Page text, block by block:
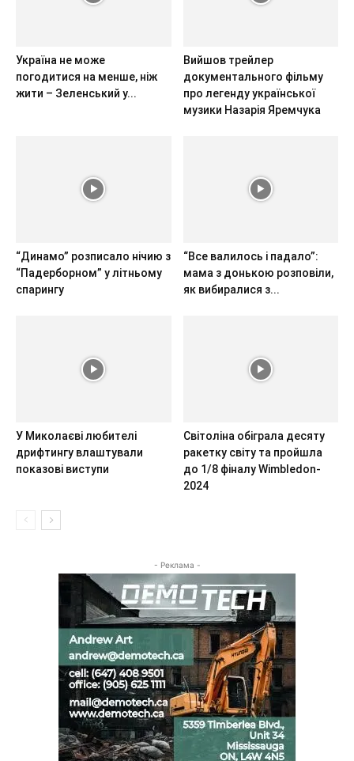
Україна не може
погодитися на менше, ніж
жити – Зеленський у...
Вийшов трейлер
документального фільму
про легенду української
музики Назарія Яремчука
“Динамо” розписало нічию з
“Падерборном” у літньому
спарингу
“Все валилось і падало”:
мама з донькою розповіли,
як вибиралися з...
У Миколаєві любителі
дрифтингу влаштували
показові виступи
Світоліна обіграла десяту
ракетку світу та пройшла
до 1/8 фіналу Wimbledon-
2024
- Реклама -